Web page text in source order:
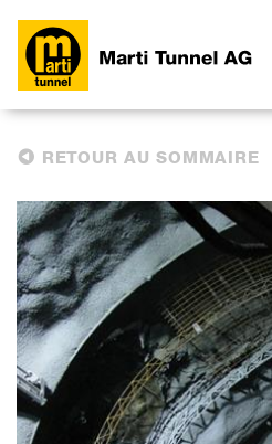
RETOUR AU SOMMAIRE